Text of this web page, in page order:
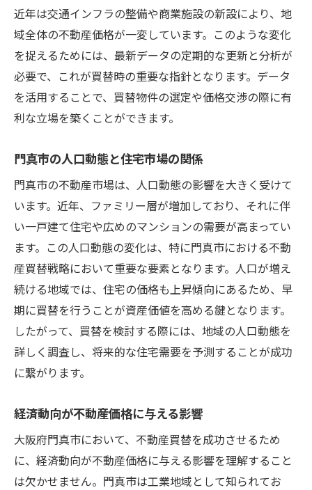
近年は交通インフラの整備や商業施設の新設により、地
域全体の不動産価格が一変しています。このような変化
を捉えるためには、最新データの定期的な更新と分析が
必要で、これが買替時の重要な指針となります。データ
を活用することで、買替物件の選定や価格交渉の際に有
利な立場を築くことができます。
門真市の人口動態と住宅市場の関係
門真市の不動産市場は、人口動態の影響を大きく受けて
います。近年、ファミリー層が増加しており、それに伴
い一戸建て住宅や広めのマンションの需要が高まってい
ます。この人口動態の変化は、特に門真市における不動
産買替戦略において重要な要素となります。人口が増え
続ける地域では、住宅の価格も上昇傾向にあるため、早
期に買替を行うことが資産価値を高める鍵となります。
したがって、買替を検討する際には、地域の人口動態を
詳しく調査し、将来的な住宅需要を予測することが成功
に繋がります。
経済動向が不動産価格に与える影響
大阪府門真市において、不動産買替を成功させるため
に、経済動向が不動産価格に与える影響を理解すること
は欠かせません。門真市は工業地域として知られてお